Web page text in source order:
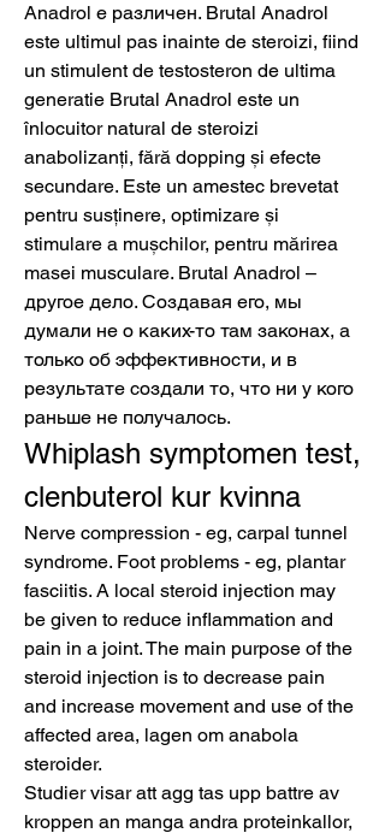
Anadrol е различен. Brutal Anadrol
este ultimul pas inainte de steroizi, fiind
un stimulent de testosteron de ultima
generatie Brutal Anadrol este un
înlocuitor natural de steroizi
anabolizanți, fără dopping și efecte
secundare. Este un amestec brevetat
pentru susținere, optimizare și
stimulare a mușchilor, pentru mărirea
masei musculare. Brutal Anadrol –
другое дело. Создавая его, мы
думали не о каких-то там законах, а
только об эффективности, и в
результате создали то, что ни у кого
раньше не получалось.
Whiplash symptomen test,
clenbuterol kur kvinna
Nerve compression - eg, carpal tunnel
syndrome. Foot problems - eg, plantar
fasciitis. A local steroid injection may
be given to reduce inflammation and
pain in a joint. The main purpose of the
steroid injection is to decrease pain
and increase movement and use of the
affected area, lagen om anabola
steroider.
Studier visar att agg tas upp battre av
kroppen an manga andra proteinkallor,